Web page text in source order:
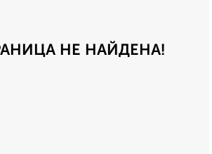
НЕ НАЙДЕНА!